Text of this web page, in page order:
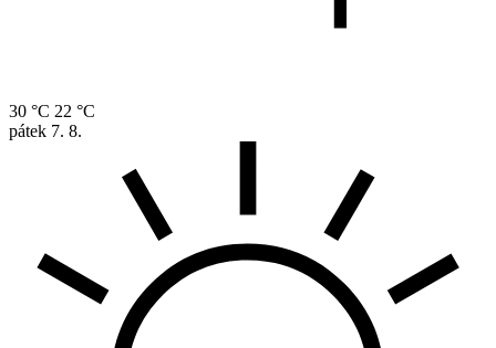
30 °C 22 °C
pátek 7. 8.